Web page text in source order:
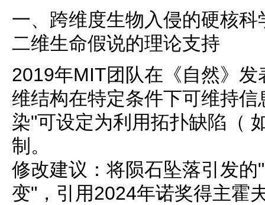
一、跨维度生物入侵的硬核科
二维生命假说的理论支持
2019年MIT团队在《自然》
维结构在特定条件下可维持
染"可设定为利用拓扑缺陷（
制。
修改建议：将陨石坠落引发
变"，引用2024年诺奖得主霍